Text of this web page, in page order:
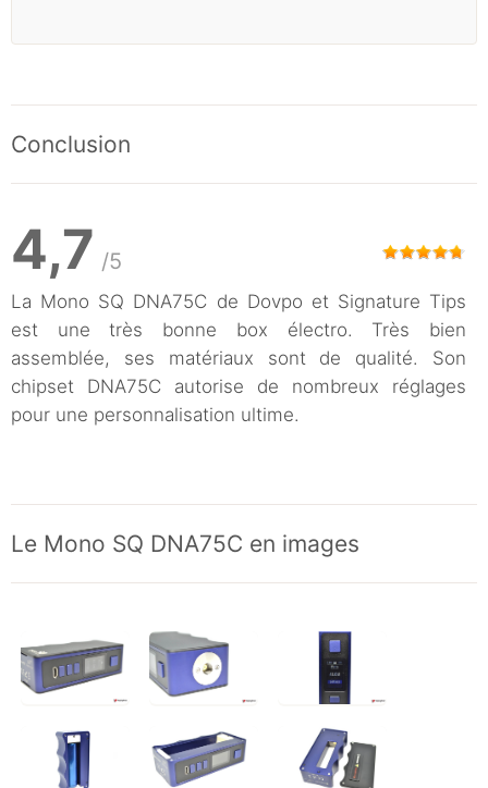
Conclusion
4,7 /5
La Mono SQ DNA75C de Dovpo et Signature Tips
est une très bonne box électro. Très bien
assemblée, ses matériaux sont de qualité. Son
chipset DNA75C autorise de nombreux réglages
pour une personnalisation ultime.
Le Mono SQ DNA75C en images